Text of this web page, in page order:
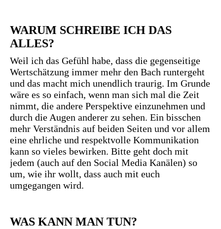
WARUM SCHREIBE ICH DAS
ALLES?
Weil ich das Gefühl habe, dass die gegenseitige
Wertschätzung immer mehr den Bach runtergeht
und das macht mich unendlich traurig. Im Grunde
wäre es so einfach, wenn man sich mal die Zeit
nimmt, die andere Perspektive einzunehmen und
durch die Augen anderer zu sehen. Ein bisschen
mehr Verständnis auf beiden Seiten und vor allem
eine ehrliche und respektvolle Kommunikation
kann so vieles bewirken. Bitte geht doch mit
jedem (auch auf den Social Media Kanälen) so
um, wie ihr wollt, dass auch mit euch
umgegangen wird.
WAS KANN MAN TUN?